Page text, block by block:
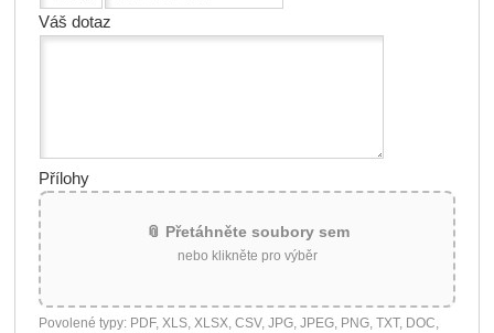
Váš dotaz
Přílohy
📎 Přetáhněte soubory sem
nebo klikněte pro výběr
Povolené typy: PDF, XLS, XLSX, CSV, JPG, JPEG, PNG, TXT, DOC,